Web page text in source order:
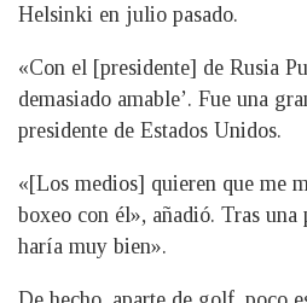
Helsinki en julio pasado.
«Con el [presidente] de Rusia
demasiado amable’. Fue una
presidente de Estados Unidos.
«[Los medios] quieren que me
boxeo con él», añadió. Tras una
haría muy bien».